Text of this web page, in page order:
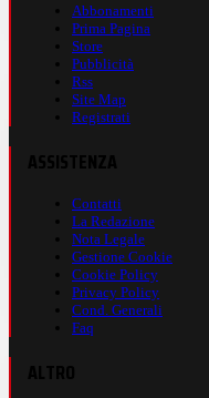
Abbonamenti
Prima Pagina
Store
Pubblicità
Rss
Site Map
Registrati
Contatti
La Redazione
Nota Legale
Gestione Cookie
Cookie Policy
Privacy Policy
Cond. Generali
Faq